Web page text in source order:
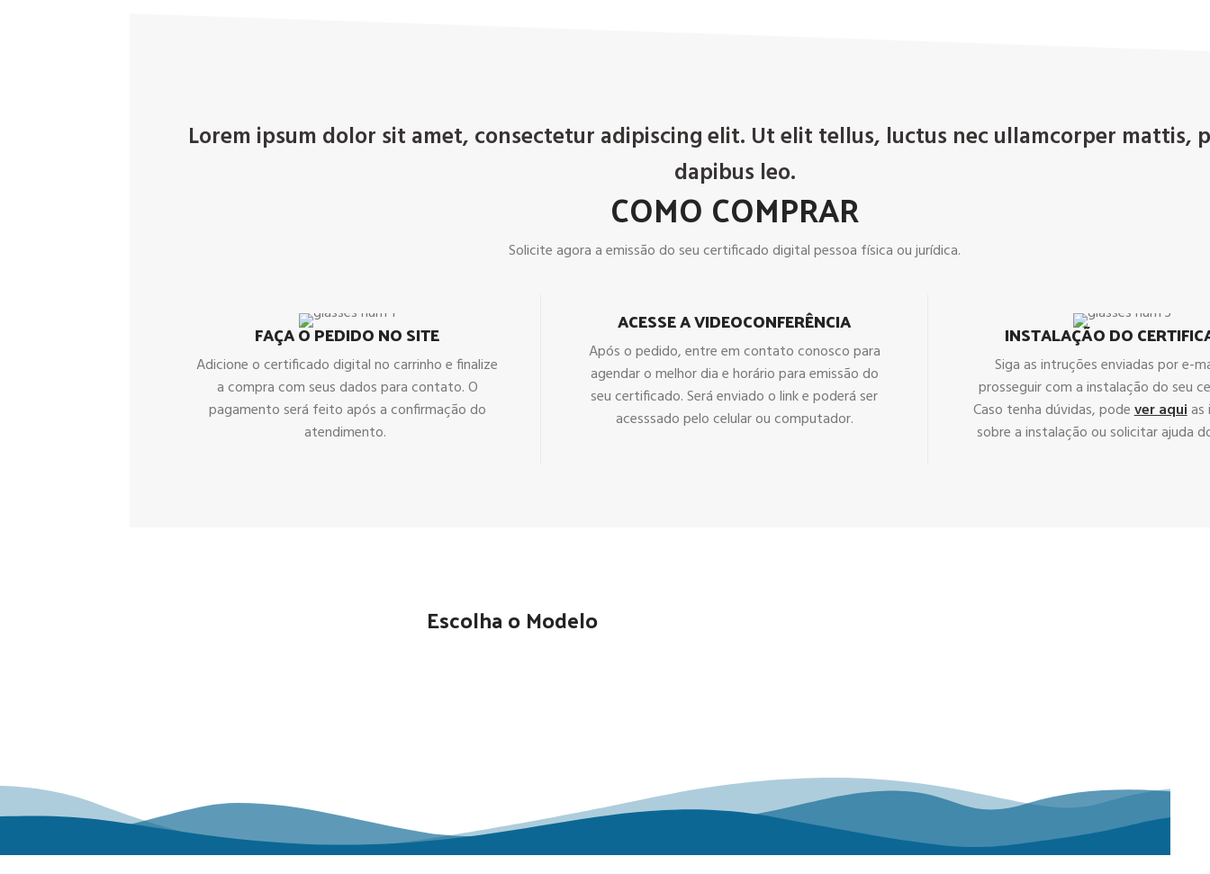
Lorem ipsum dolor sit amet, consectetur adipiscing elit. Ut elit tellus, luctus nec ullamcorper mattis,
dapibus leo.
COMO COMPRAR
Solicite agora a emissão do seu certificado digital pessoa física ou jurídica.
FAÇA O PEDIDO NO SITE
Adicione o certificado digital no carrinho e finalize
a compra com seus dados para contato. O
pagamento será feito após a confirmação do
atendimento.
ACESSE A VIDEOCONFERÊNCIA
Após o pedido, entre em contato conosco para
agendar o melhor dia e horário para emissão do
seu certificado. Será enviado o link e poderá ser
acesssado pelo celular ou computador.
INSTALAÇÃO DO
Siga as intruções enviadas por e-
prosseguir com a instalação do seu
Caso tenha dúvidas, podever aquias
sobre a instalação ou solicitar ajuda
Escolha o Modelo